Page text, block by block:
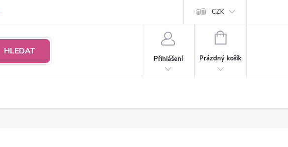
CZK
HLEDAT
Přihlášení
NÁKUPNÍ
Prázdný košík